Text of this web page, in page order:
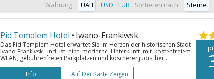
Sortieren nach: Sterne
Währung: UAH USD EUR
Pid Templem Hotel • Iwano-Frankiwsk
Das Pid Templem Hotel erwartet Sie im Herzen der historischen Stadt
Ivano-Frankivsk und ist eine moderne Unterkunft mit kostenfreiem
WLAN, gebührenfreien Parkplätzen und koscherer jüdischer...
Info
Auf Der Karte Zeigen